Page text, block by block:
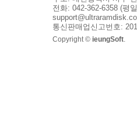
전화: 042-362-6358 (평
통신판매업신고번호:
Copyright © ieungSoft.